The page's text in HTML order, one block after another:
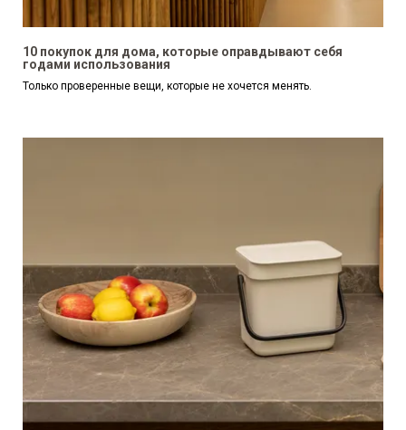
10 покупок для дома, которые оправдывают себя
годами использования
Только проверенные вещи, которые не хочется менять.